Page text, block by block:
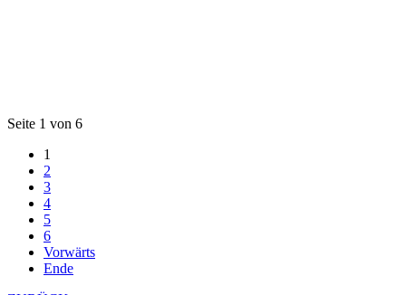
Seite 1 von 6
1
2
3
4
5
6
Vorwärts
Ende